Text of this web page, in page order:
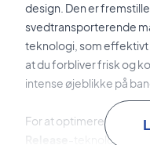
design. Den er
svedtransporterende
teknologi, som effektivt
at du forbliver frisk og
intense øjeblikke på
For at optimere
-teknologi,